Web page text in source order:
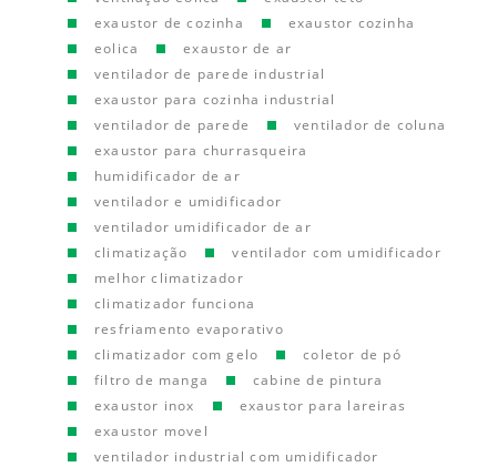
exaustor de cozinha
exaustor cozinha
eolica
exaustor de ar
ventilador de parede industrial
exaustor para cozinha industrial
ventilador de parede
ventilador de coluna
exaustor para churrasqueira
humidificador de ar
ventilador e umidificador
ventilador umidificador de ar
climatização
ventilador com umidificador
melhor climatizador
climatizador funciona
resfriamento evaporativo
climatizador com gelo
coletor de pó
filtro de manga
cabine de pintura
exaustor inox
exaustor para lareiras
exaustor movel
ventilador industrial com umidificador